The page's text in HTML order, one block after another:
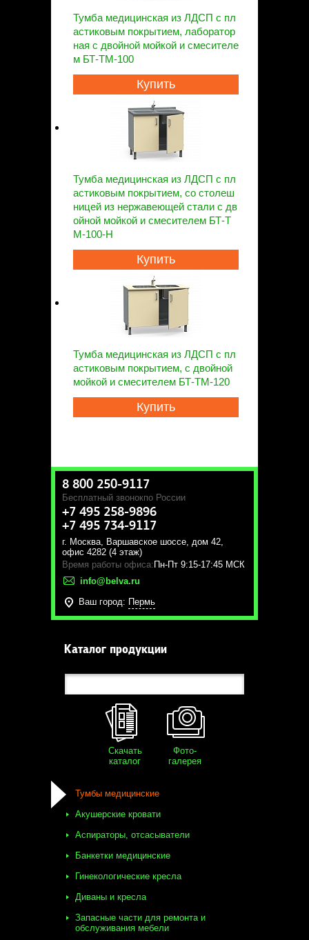
Тумба медицинская из ЛДСП с пл
астиковым покрытием, лаборатор
ная с двойной мойкой и смесителе
м БТ-ТМ-100
Купить
Тумба медицинская из ЛДСП с пл
астиковым покрытием, со столеш
ницей из нержавеющей стали с дв
ойной мойкой и смесителем БТ-Т
М-100-Н
Купить
Тумба медицинская из ЛДСП с пл
астиковым покрытием, с двойной
мойкой и смесителем БТ-ТМ-120
Купить
8 800 250-9117
Бесплатный звонокпо России
+7 495 258-9896
+7 495 734-9117
г. Москва, Варшавское шоссе, дом 42,
офис 4282 (4 этаж)
Время работы офиса: Пн-Пт 9:15-17:45 МСК
info@belva.ru
Ваш город: Пермь
Каталог продукции
Скачать
каталог
Фото-
галерея
Тумбы медицинские
Акушерские кровати
Аспираторы, отсасыватели
Банкетки медицинские
Гинекологические кресла
Диваны и кресла
Запасные части для ремонта и
обслуживания мебели